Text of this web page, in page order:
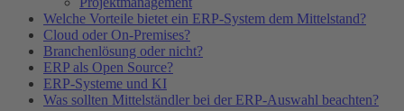
Welche Vorteile bietet ein ERP-System dem Mittelstand?
Cloud oder On-Premises?
Branchenlösung oder nicht?
ERP als Open Source?
ERP-Systeme und KI
Was sollten Mittelständler bei der ERP-Auswahl beachten?